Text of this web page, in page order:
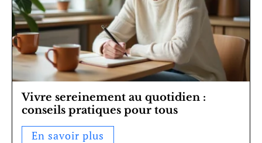
Vivre sereinement au quotidien :
conseils pratiques pour tous
En savoir plus